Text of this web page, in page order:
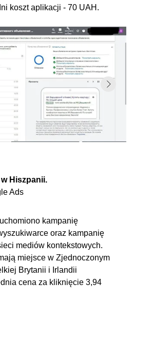
koszt aplikacji - 70 UAH.
Hiszpanii.
Ads
kampanię
oraz kampanię
mediów kontekstowych.
miejsce w Zjednoczonym
Brytanii i Irlandii
cena za kliknięcie 3,94